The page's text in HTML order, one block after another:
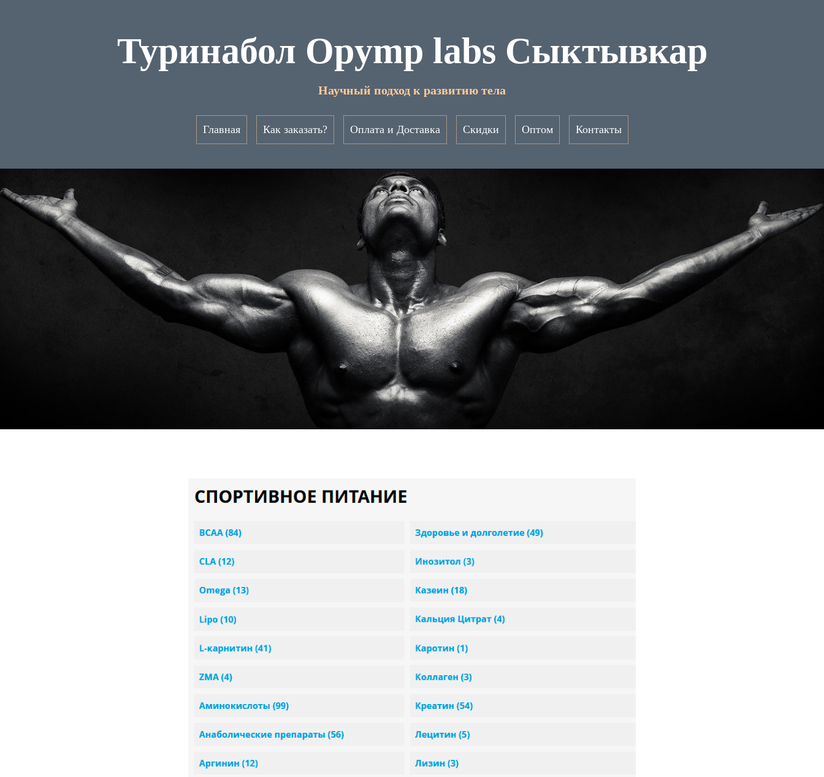
Туринабол Opymp labs Сыктывкар
Научный подход к развитию тела
Главная Как заказать? Оплата и Доставка Скидки Оптом Контакты